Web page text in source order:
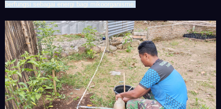
berfungsi sebagai energi bagi mikoorganisme.